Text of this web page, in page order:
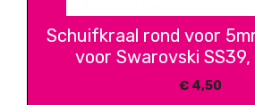
Schuifkraal rond voor
voor Swarovski SS39,
€ 4,50